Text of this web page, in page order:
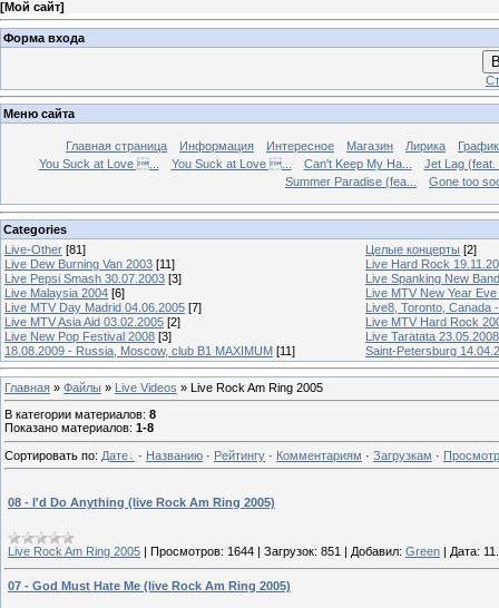
[Мой сайт]
Форма входа
Меню сайта
Главная страница Информация Интересное Магазин Лирика
You Suck at Love ...
You Suck at Love ... Can't Keep My Ha...
Jet Lag (feat.
Summer Paradise (fea...
Gone too
Categories
Live-Other [81] Целые концерты [2]
Live Dew Burning Van 2003 [11]
Live Hard Rock
Live Pepsi Smash 30.07.2003 [3]
Live Spanking New
Live Malaysia 2004 [6]
Live MTV New Year
Live MTV Day Madrid 04.06.2005 [7]
Live8, Toronto, Canada
Live MTV Asia Aid 03.02.2005 [2]
Live MTV Hard Rock
Live New Pop Festival 2008 [3]
Live Taratata 23.05.2008
18.08.2009 - Russia, Moscow, club B1 MAXIMUM [11] Saint-Petersburg
Главная » Файлы » Live Videos » Live Rock Am Ring 2005
В категории материалов: 8
Показано материалов: 1-8
Сортировать по: Дате · Названию · Рейтингу · Комментариям · Загрузкам ·
08 - I'd Do Anything (live Rock Am Ring 2005)
Live Rock Am Ring 2005 Просмотров: 1644 Загрузок: 851 Добавил: Green Дата:
07 - God Must Hate Me (live Rock Am Ring 2005)